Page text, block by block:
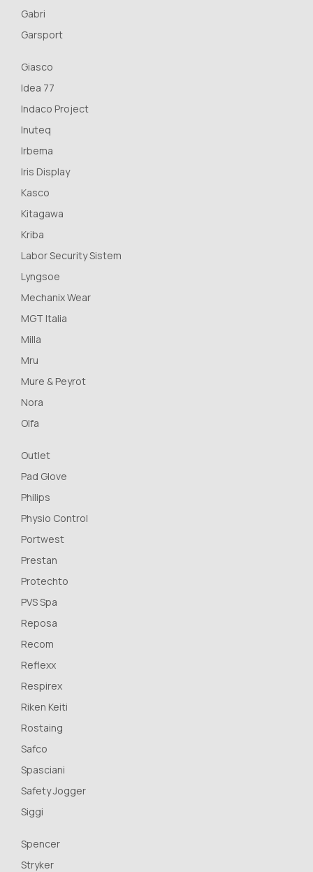
Gabri
Garsport
Giasco
Idea 77
Indaco Project
Inuteq
Irbema
Iris Display
Kasco
Kitagawa
Kriba
Labor Security Sistem
Lyngsoe
Mechanix Wear
MGT Italia
Milla
Mru
Mure & Peyrot
Nora
Olfa
Outlet
Pad Glove
Philips
Physio Control
Portwest
Prestan
Protechto
PVS Spa
Reposa
Recom
Reflexx
Respirex
Riken Keiti
Rostaing
Safco
Spasciani
Safety Jogger
Siggi
Spencer
Stryker